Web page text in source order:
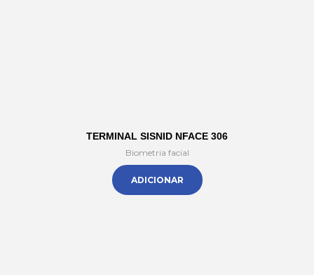
TERMINAL SISNID NFACE 306
Biometria facial
ADICIONAR